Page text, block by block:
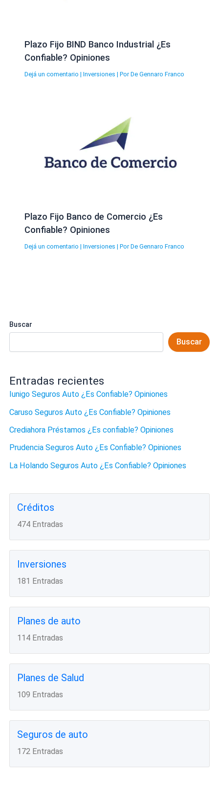
Plazo Fijo BIND Banco Industrial ¿Es
Confiable? Opiniones
Dejá un comentario | Inversiones | Por De Gennaro Franco
Plazo Fijo Banco de Comercio ¿Es
Confiable? Opiniones
Dejá un comentario | Inversiones | Por De Gennaro Franco
Buscar
Buscar
Entradas recientes
Iunigo Seguros Auto ¿Es Confiable? Opiniones
Caruso Seguros Auto ¿Es Confiable? Opiniones
Crediahora Préstamos ¿Es confiable? Opiniones
Prudencia Seguros Auto ¿Es Confiable? Opiniones
La Holando Seguros Auto ¿Es Confiable? Opiniones
Créditos
474 Entradas
Inversiones
181 Entradas
Planes de auto
114 Entradas
Planes de Salud
109 Entradas
Seguros de auto
172 Entradas